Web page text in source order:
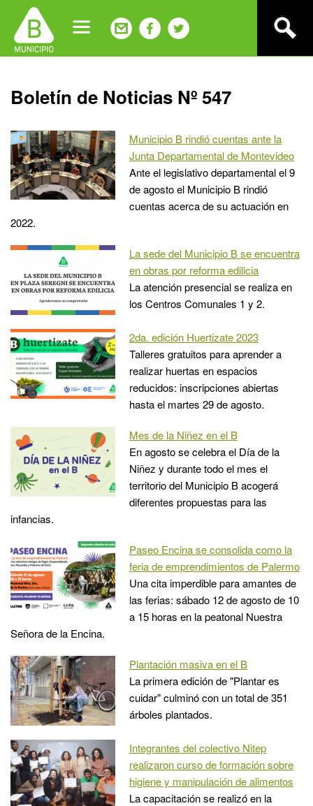
navigation
Back
to
Boletín de Noticias Nº 547
Municipio B rindió cuentas ante la
Junta Departamental de Montevideo
Ante el legislativo departamental el 9
de agosto el Municipio B rindió
cuentas acerca de su actuación en
2022.
La sede del Municipio B se encuentra
en obras por reforma edilicia
La atención presencial se realiza en
los Centros Comunales 1 y 2.
2da. edición Huertizate 2023
Talleres gratuitos para aprender a
realizar huertas en espacios
reducidos: inscripciones abiertas
hasta el martes 29 de agosto.
Mes de la Niñez en el B
En agosto se celebra el Día de la
Niñez y durante todo el mes el
territorio del Municipio B acogerá
diferentes propuestas para las
infancias.
Paseo Encina se consolida como la
feria de emprendimientos de Palermo
Una cita imperdible para amantes de
las ferias: sábado 12 de agosto de 10
a 15 horas en la peatonal Nuestra
Señora de la Encina.
Plantación masiva en el B
La primera edición de "Plantar es
cuidar" culminó con un total de 351
árboles plantados.
Integrantes del colectivo Nitep
realizaron curso de formación sobre
higiene y manipulación de alimentos
La capacitación se realizó en la